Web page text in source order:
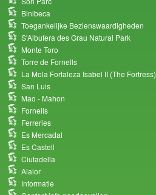
Binibeca
Toegankelijke Bezienswaardigheden
S'Albufera des Grau Natural Park
Monte Toro
Torre de Fornells
La Mola Fortaleza Isabel II (The Fortress)
San Luis
Mao - Mahon
Fornells
Ferreries
Es Mercadal
Es Castell
Ciutadella
Alaior
Informatie